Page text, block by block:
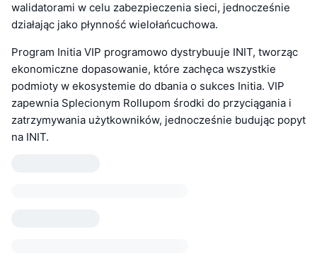
walidatorami w celu zabezpieczenia sieci, jednocześnie
działając jako płynność wielołańcuchowa.
Program Initia VIP programowo dystrybuuje INIT, tworząc
ekonomiczne dopasowanie, które zachęca wszystkie
podmioty w ekosystemie do dbania o sukces Initia. VIP
zapewnia Splecionym Rollupom środki do przyciągania i
zatrzymywania użytkowników, jednocześnie budując popyt
na INIT.